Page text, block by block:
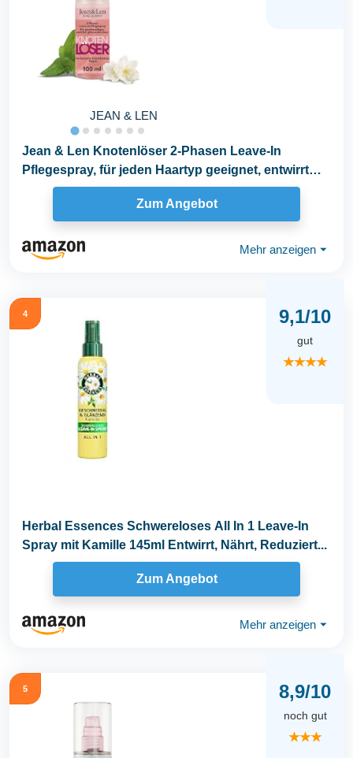
JEAN & LEN
Jean & Len Knotenlöser 2-Phasen Leave-In
Pflegespray, für jeden Haartyp geeignet, entwirrt
das...
Zum Angebot
Mehr anzeigen ⏷
4 9,1/10
gut
★★★★
Herbal Essences Schwereloses All In 1 Leave-In
Spray mit Kamille 145ml Entwirrt, Nährt, Reduziert...
Zum Angebot
Mehr anzeigen ⏷
5 8,9/10
noch gut
★★★